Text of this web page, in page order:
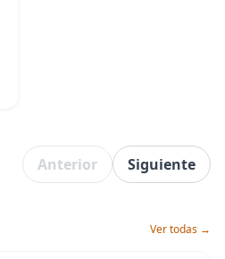
Anterior Siguiente
Ver todas →